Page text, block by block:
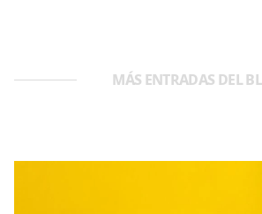
MÁS ENTRADAS DEL